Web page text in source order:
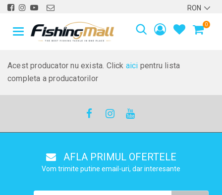
0
Acest producator nu exista. Click aici pentru lista
completa a producatorilor
AFLA PRIMUL OFERTELE
Vom trimite putine email-uri, dar interesante